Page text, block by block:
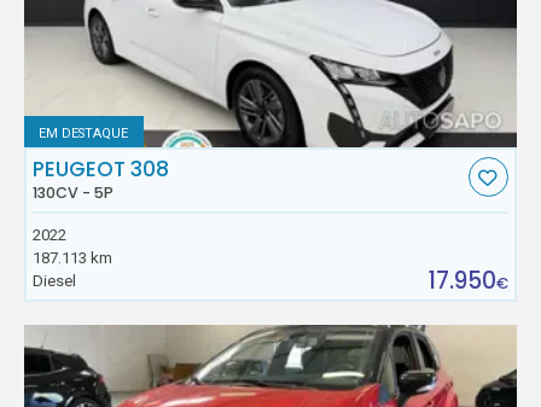
EM DESTAQUE
PEUGEOT 308
130CV - 5P
2022
187.113 km
Diesel
17.950€